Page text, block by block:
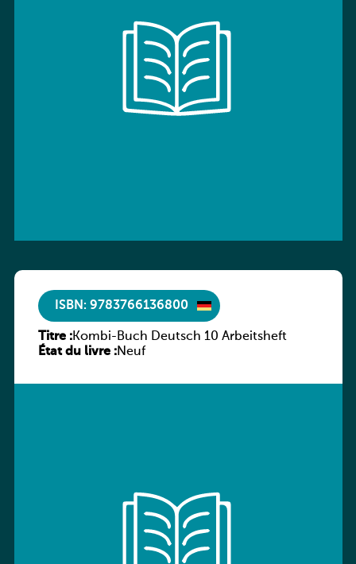
ISBN: 9783766136800
Titre :Kombi-Buch Deutsch 10 Arbeitsheft
État du livre :Neuf